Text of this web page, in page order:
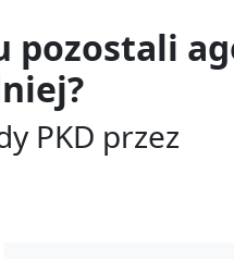
pozostali
PKD przez